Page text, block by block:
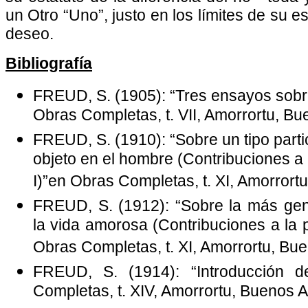
un Otro “Uno”, justo en los límites de su
deseo.
Bibliografía
FREUD, S. (1905): “Tres ensayos
Obras Completas, t. VII, Amorrortu,
FREUD, S. (1910): “Sobre un tipo
objeto en el hombre (Contribuciones
I)”en Obras Completas, t. XI,
FREUD, S. (1912): “Sobre la más
la vida amorosa (Contribuciones a la
Obras Completas, t. XI, Amorrortu,
FREUD, S. (1914): “Introducción
Completas, t. XIV, Amorrortu, Buenos